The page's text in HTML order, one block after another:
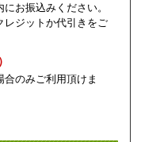
お振込みください。
ジットか代引きをご
）
のみご利用頂けま